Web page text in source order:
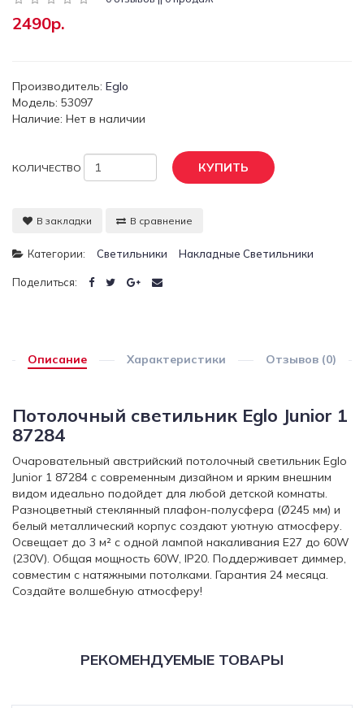
2490р.
Производитель: Eglo
Модель: 53097
Наличие: Нет в наличии
КОЛИЧЕСТВО КУПИТЬ
В закладки В сравнение
Категории: Светильники Накладные Светильники
Поделиться:
Описание Характеристики Отзывов (0)
Потолочный светильник Eglo Junior 1
87284
Очаровательный австрийский потолочный светильник Eglo
Junior 1 87284 с современным дизайном и ярким внешним
видом идеально подойдет для любой детской комнаты.
Разноцветный стеклянный плафон-полусфера (Ø245 мм) и
белый металлический корпус создают уютную атмосферу.
Освещает до 3 м² с одной лампой накаливания E27 до 60W
(230V). Общая мощность 60W, IP20. Поддерживает диммер,
совместим с натяжными потолками. Гарантия 24 месяца.
Создайте волшебную атмосферу!
РЕКОМЕНДУЕМЫЕ ТОВАРЫ